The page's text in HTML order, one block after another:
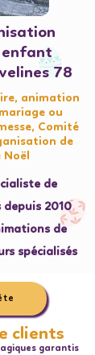
78
animation
ou
Comité
de
Noël
de
2010
de
spécialisés
garantis
clients